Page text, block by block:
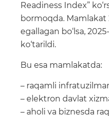
Readiness Index”
bormoqda. Mamlakat
egallagan bo‘lsa,
ko‘tarildi.
Bu esa mamlakatda:
– raqamli
– elektron davlat
– aholi va biznesda